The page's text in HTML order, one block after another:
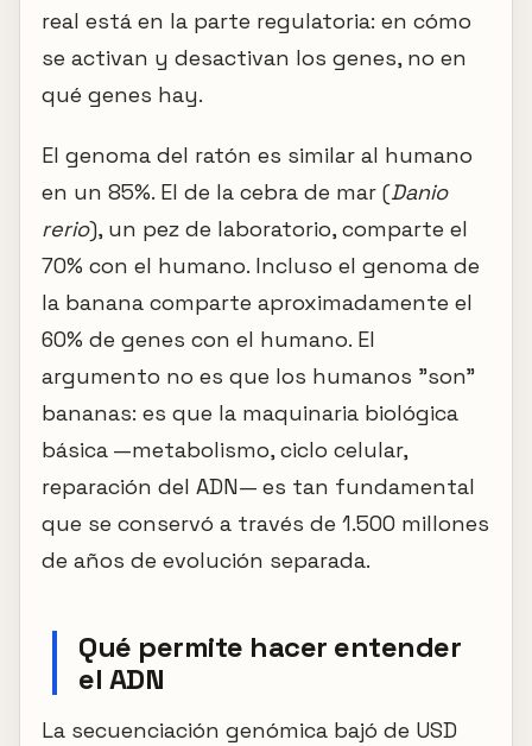
real está en la parte regulatoria: en cómo
se activan y desactivan los genes, no en
qué genes hay.
El genoma del ratón es similar al humano
en un 85%. El de la cebra de mar (Danio
rerio), un pez de laboratorio, comparte el
70% con el humano. Incluso el genoma de
la banana comparte aproximadamente el
60% de genes con el humano. El
argumento no es que los humanos "son"
bananas: es que la maquinaria biológica
básica —metabolismo, ciclo celular,
reparación del ADN— es tan fundamental
que se conservó a través de 1.500 millones
de años de evolución separada.
Qué permite hacer entender
el ADN
La secuenciación genómica bajó de USD